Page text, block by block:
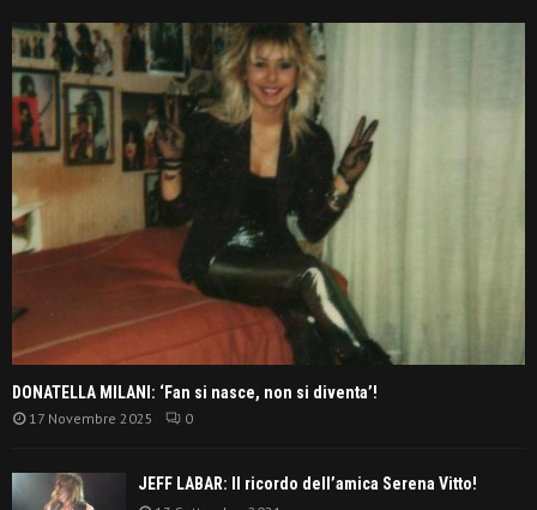
DONATELLA MILANI: ‘Fan si nasce, non si diventa’!
17 Novembre 2025 0
JEFF LABAR: Il ricordo dell’amica Serena Vitto!